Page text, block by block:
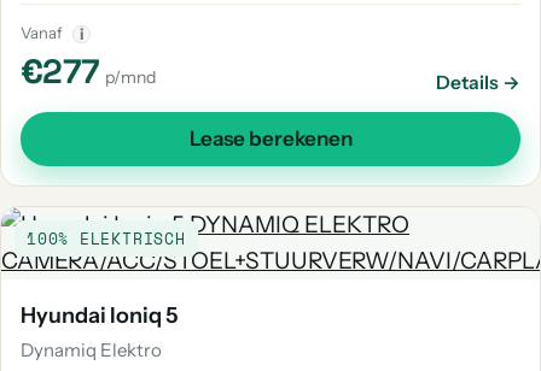
Vanaf i
€277 p/mnd Details →
Lease berekenen
100% ELEKTRISCH
Hyundai Ioniq 5
Dynamiq Elektro